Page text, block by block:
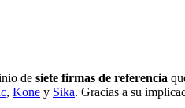
de siete firmas de referencia
, Kone y Sika. Gracias a su